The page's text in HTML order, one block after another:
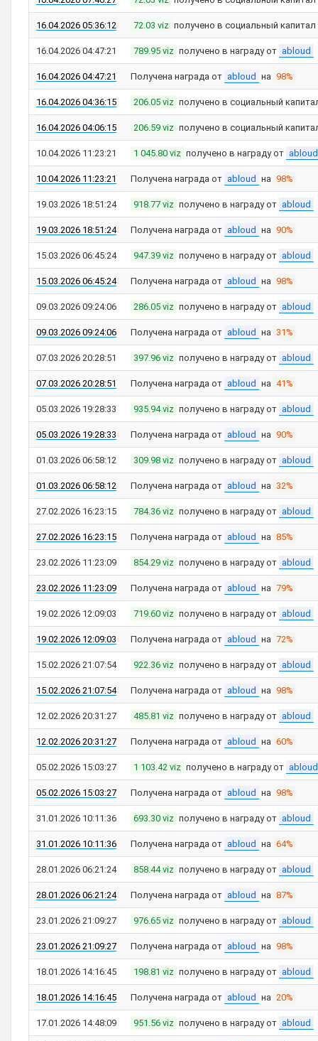
16.04.2026 05:36:12 72.03 viz получено в социальный
16.04.2026 04:47:21 789.95 viz получено в награду от abloud
16.04.2026 04:47:21 Получена награда от abloud на 98%
16.04.2026 04:36:15 206.05 viz получено в социальный
16.04.2026 04:06:15 206.59 viz получено в социальный
10.04.2026 11:23:21 1 045.80 viz получено в награду от abloud
10.04.2026 11:23:21 Получена награда от abloud на 98%
19.03.2026 18:51:24 918.77 viz получено в награду от abloud
19.03.2026 18:51:24 Получена награда от abloud на 90%
15.03.2026 06:45:24 947.39 viz получено в награду от abloud
15.03.2026 06:45:24 Получена награда от abloud на 98%
09.03.2026 09:24:06 286.05 viz получено в награду от abloud
09.03.2026 09:24:06 Получена награда от abloud на 31%
07.03.2026 20:28:51 397.96 viz получено в награду от abloud
07.03.2026 20:28:51 Получена награда от abloud на 41%
05.03.2026 19:28:33 935.94 viz получено в награду от abloud
05.03.2026 19:28:33 Получена награда от abloud на 90%
01.03.2026 06:58:12 309.98 viz получено в награду от abloud
01.03.2026 06:58:12 Получена награда от abloud на 32%
27.02.2026 16:23:15 784.36 viz получено в награду от abloud
27.02.2026 16:23:15 Получена награда от abloud на 85%
23.02.2026 11:23:09 854.29 viz получено в награду от abloud
23.02.2026 11:23:09 Получена награда от abloud на 79%
19.02.2026 12:09:03 719.60 viz получено в награду от abloud
19.02.2026 12:09:03 Получена награда от abloud на 72%
15.02.2026 21:07:54 922.36 viz получено в награду от abloud
15.02.2026 21:07:54 Получена награда от abloud на 98%
12.02.2026 20:31:27 485.81 viz получено в награду от abloud
12.02.2026 20:31:27 Получена награда от abloud на 60%
05.02.2026 15:03:27 1 103.42 viz получено в награду от abloud
05.02.2026 15:03:27 Получена награда от abloud на 98%
31.01.2026 10:11:36 693.30 viz получено в награду от abloud
31.01.2026 10:11:36 Получена награда от abloud на 64%
28.01.2026 06:21:24 858.44 viz получено в награду от abloud
28.01.2026 06:21:24 Получена награда от abloud на 87%
23.01.2026 21:09:27 976.65 viz получено в награду от abloud
23.01.2026 21:09:27 Получена награда от abloud на 98%
18.01.2026 14:16:45 198.81 viz получено в награду от abloud
18.01.2026 14:16:45 Получена награда от abloud на 20%
17.01.2026 14:48:09 951.56 viz получено в награду от abloud